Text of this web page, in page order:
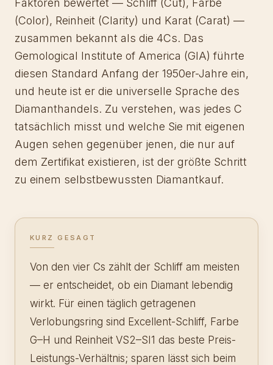
Faktoren bewertet — Schliff (Cut), Farbe
(Color), Reinheit (Clarity) und Karat (Carat) —
zusammen bekannt als die 4Cs. Das
Gemological Institute of America (GIA) führte
diesen Standard Anfang der 1950er-Jahre ein,
und heute ist er die universelle Sprache des
Diamanthandels. Zu verstehen, was jedes C
tatsächlich misst und welche Sie mit eigenen
Augen sehen gegenüber jenen, die nur auf
dem Zertifikat existieren, ist der größte Schritt
zu einem selbstbewussten Diamantkauf.
KURZ GESAGT
Von den vier Cs zählt der Schliff am meisten
— er entscheidet, ob ein Diamant lebendig
wirkt. Für einen täglich getragenen
Verlobungsring sind Excellent-Schliff, Farbe
G–H und Reinheit VS2–SI1 das beste Preis-
Leistungs-Verhältnis; sparen lässt sich beim